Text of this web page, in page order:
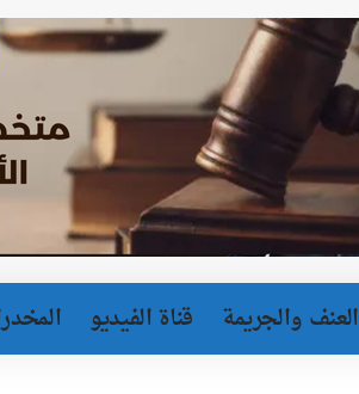
العنف والجريمة قناة الفيديو